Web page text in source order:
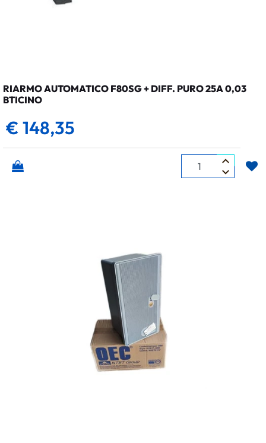
RIARMO AUTOMATICO F80SG + DIFF. PURO 25A 0,03
BTICINO
€ 148,35
Quantità